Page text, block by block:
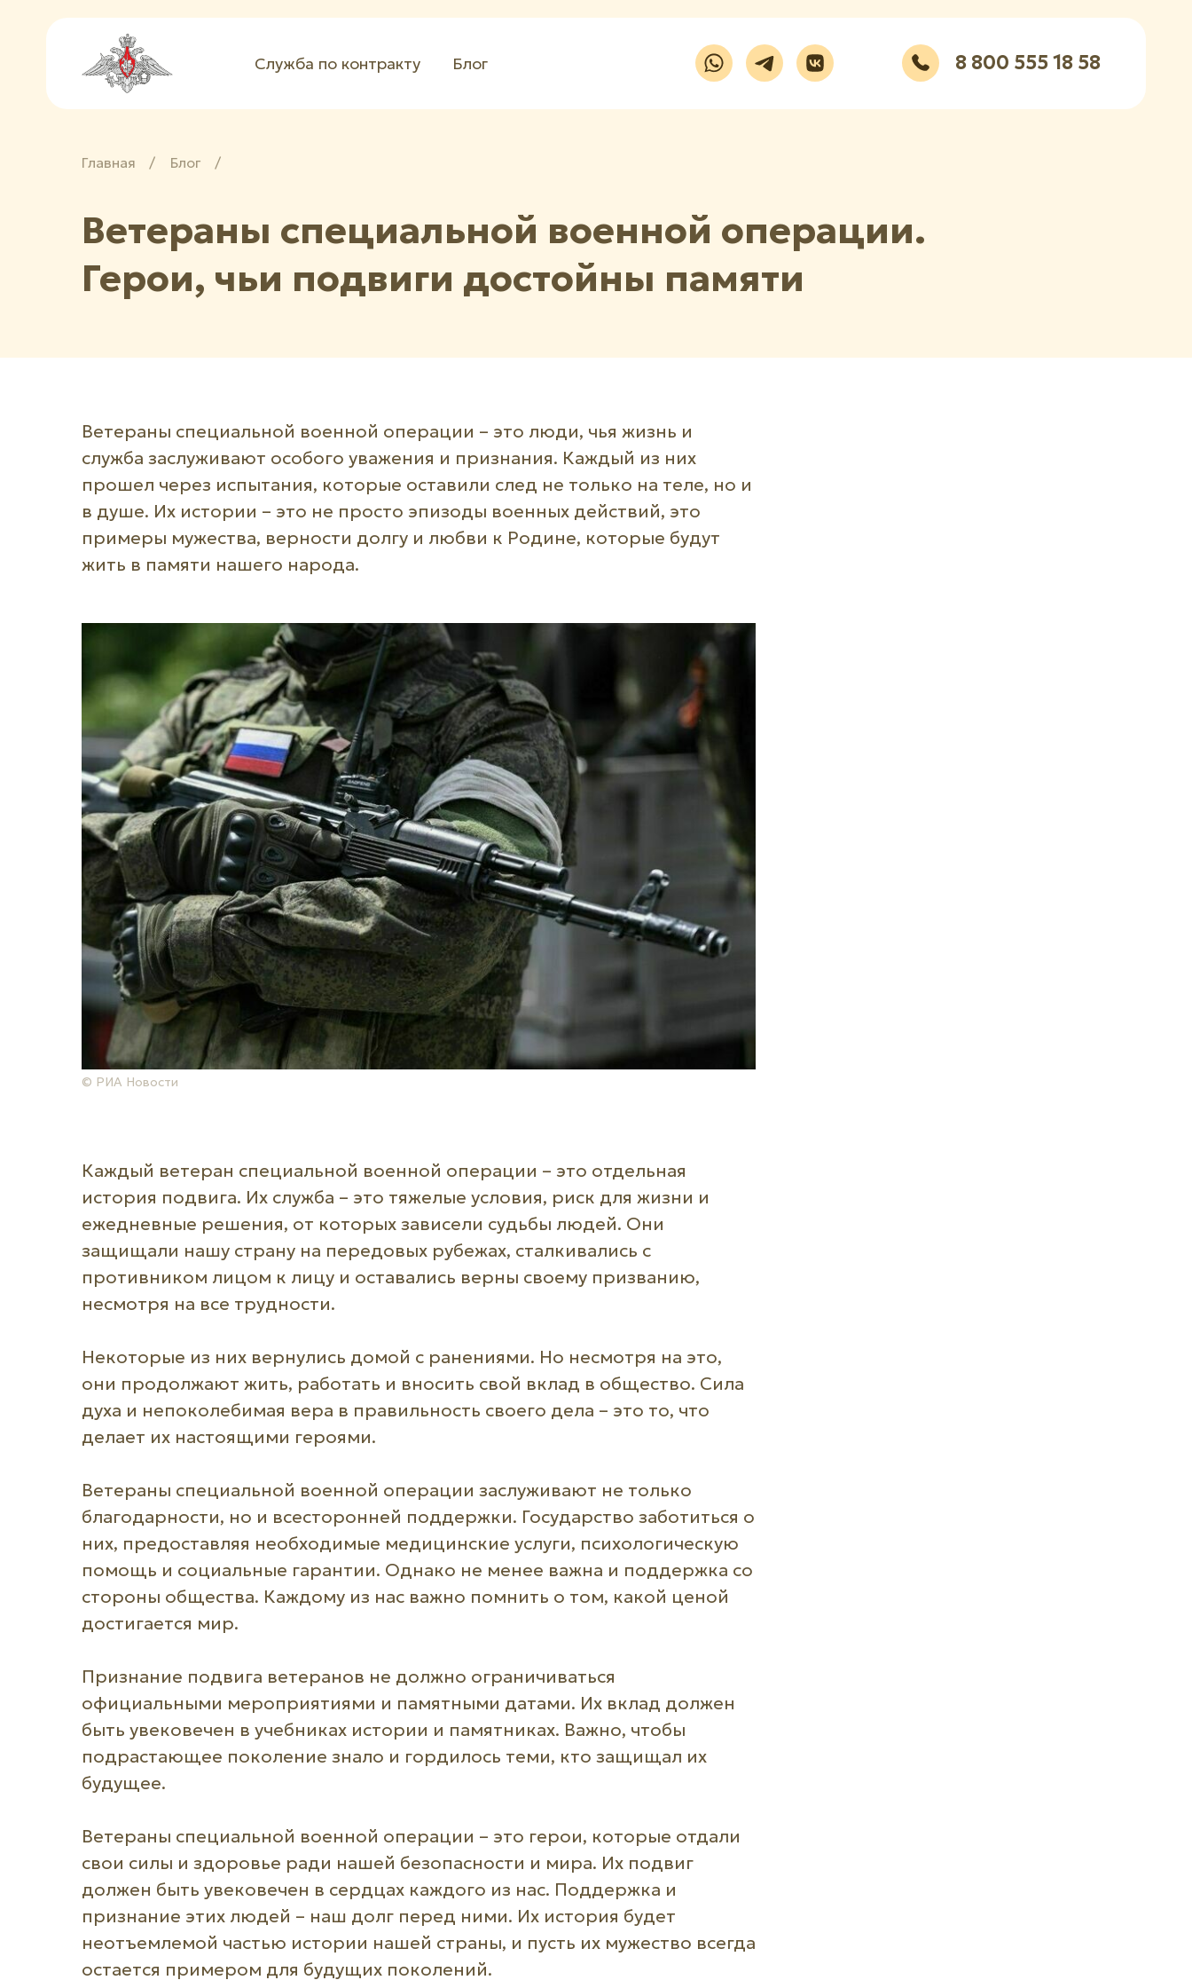
Ветераны специальной военной операции.
Герои, чьи подвиги достойны памяти
Главная / Блог /
Служба по контракту Блог 8 800 555 18 58
Ветераны специальной военной операции – это люди, чья жизнь и
служба заслуживают особого уважения и признания. Каждый из них
прошел через испытания, которые оставили след не только на теле, но и
в душе. Их истории – это не просто эпизоды военных действий, это
примеры мужества, верности долгу и любви к Родине, которые будут
жить в памяти нашего народа.
© РИА Новости
Каждый ветеран специальной военной операции – это отдельная
история подвига. Их служба – это тяжелые условия, риск для жизни и
ежедневные решения, от которых зависели судьбы людей. Они
защищали нашу страну на передовых рубежах, сталкивались с
противником лицом к лицу и оставались верны своему призванию,
несмотря на все трудности.
Некоторые из них вернулись домой с ранениями. Но несмотря на это,
они продолжают жить, работать и вносить свой вклад в общество. Сила
духа и непоколебимая вера в правильность своего дела – это то, что
делает их настоящими героями.
Ветераны специальной военной операции заслуживают не только
благодарности, но и всесторонней поддержки. Государство заботиться о
них, предоставляя необходимые медицинские услуги, психологическую
помощь и социальные гарантии. Однако не менее важна и поддержка со
стороны общества. Каждому из нас важно помнить о том, какой ценой
достигается мир.
Признание подвига ветеранов не должно ограничиваться
официальными мероприятиями и памятными датами. Их вклад должен
быть увековечен в учебниках истории и памятниках. Важно, чтобы
подрастающее поколение знало и гордилось теми, кто защищал их
будущее.
Ветераны специальной военной операции – это герои, которые отдали
свои силы и здоровье ради нашей безопасности и мира. Их подвиг
должен быть увековечен в сердцах каждого из нас. Поддержка и
признание этих людей – наш долг перед ними. Их история будет
неотъемлемой частью истории нашей страны, и пусть их мужество всегда
остается примером для будущих поколений.